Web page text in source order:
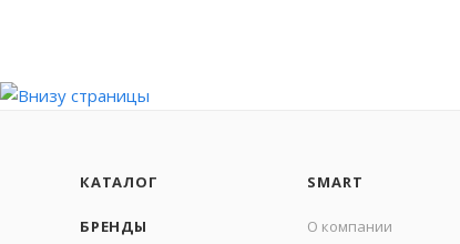
КАТАЛОГ
БРЕНДЫ
SMART
О компании